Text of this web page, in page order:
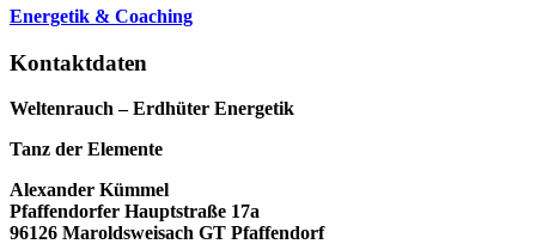
Energetik & Coaching
Kontaktdaten
Weltenrauch – Erdhüter Energetik
Tanz der Elemente
Alexander Kümmel
Pfaffendorfer Hauptstraße 17a
96126 Maroldsweisach GT Pfaffendorf